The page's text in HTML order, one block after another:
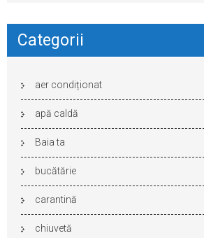
Categorii
aer condiționat
apă caldă
Baia ta
bucătărie
carantină
chiuvetă